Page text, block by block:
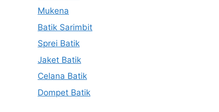
Mukena
Batik Sarimbit
Sprei Batik
Jaket Batik
Celana Batik
Dompet Batik